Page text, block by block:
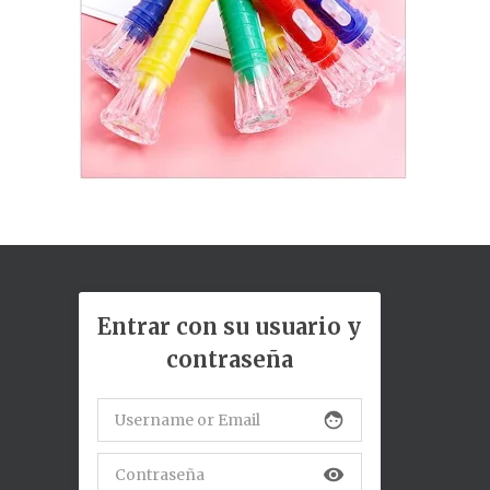
Entrar con su usuario y
contraseña
face
visibility